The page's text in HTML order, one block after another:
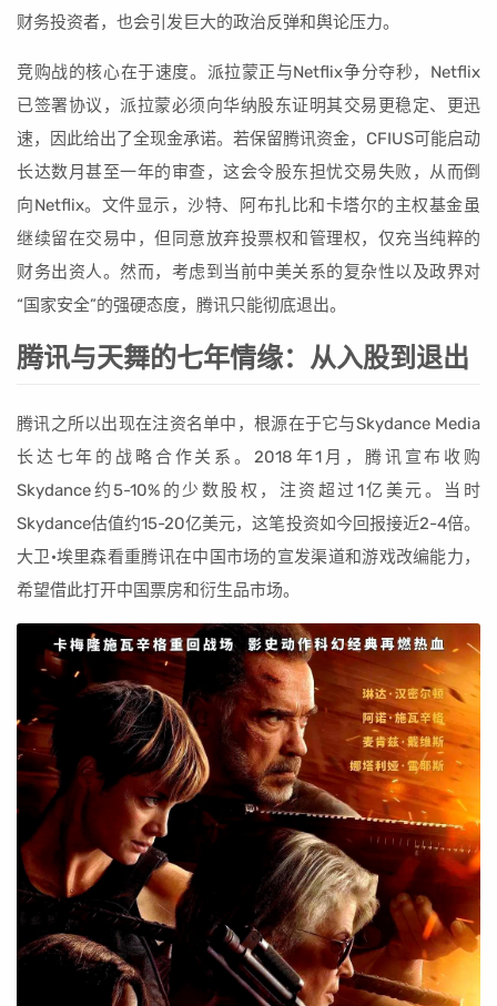
财务投资者，也会引发巨大的政治反弹和舆论压力。
竞购战的核心在于速度。派拉蒙正与Netflix争分夺秒，Netflix
已签署协议，派拉蒙必须向华纳股东证明其交易更稳定、更迅
速，因此给出了全现金承诺。若保留腾讯资金，CFIUS可能启动
长达数月甚至一年的审查，这会令股东担忧交易失败，从而倒
向Netflix。文件显示，沙特、阿布扎比和卡塔尔的主权基金虽
继续留在交易中，但同意放弃投票权和管理权，仅充当纯粹的
财务出资人。然而，考虑到当前中美关系的复杂性以及政界对
“国家安全”的强硬态度，腾讯只能彻底退出。
腾讯与天舞的七年情缘：从入股到退出
腾讯之所以出现在注资名单中，根源在于它与Skydance Media
长达七年的战略合作关系。2018年1月，腾讯宣布收购
Skydance约5-10%的少数股权，注资超过1亿美元。当时
Skydance估值约15-20亿美元，这笔投资如今回报接近2-4倍。
大卫·埃里森看重腾讯在中国市场的宣发渠道和游戏改编能力，
希望借此打开中国票房和衍生品市场。